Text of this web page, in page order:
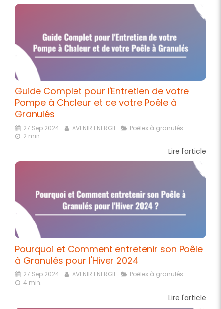
Guide Complet pour l'Entretien de votre
Pompe à Chaleur et de votre Poêle à
Granulés
27 Sep 2024 AVENIR ENERGIE
Poêles à granulés
2 min.
Lire l'article
Pourquoi et Comment entretenir son Poêle
à Granulés pour l'Hiver 2024
27 Sep 2024 AVENIR ENERGIE
Poêles à granulés
4 min.
Lire l'article